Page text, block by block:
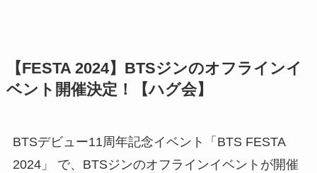
【FESTA 2024】BTSジンのオフラインイ
ベント開催決定！【ハグ会】
BTSデビュー11周年記念イベント「BTS FESTA
2024」 で、BTSジンのオフラインイベントが開催